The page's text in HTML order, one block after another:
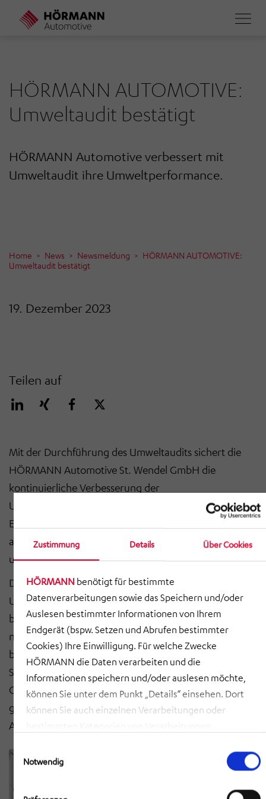
Zustimmung Details Über Cookies
HÖRMANN benötigt für bestimmte
Datenverarbeitungen sowie das Speichern und/oder
Auslesen bestimmter Informationen von Ihrem
Endgerät (bspw. Setzen und Abrufen bestimmter
Cookies) Ihre Einwilligung. Für welche Zwecke
HÖRMANN die Daten verarbeiten und die
Informationen speichern und/oder auslesen möchte,
können Sie unter dem Punkt „Details“ einsehen. Dort
können Sie auch einzelnen Verarbeitungen oder
Sie ein, dass HÖRMANN alle der erläuterten
Informationen speichern sowie auslesen und damit
zusammenhängende Datenverarbeitungen vornehmen
Einwilligungsauswahl
Notwendig
Direkt
HÖRMANN AUTOMOTIVE:
Umweltaudit bestätigt
HÖRMANN Automotive verbessert mit
Umweltaudit ihre Umweltperformance.
Home News Newsmeldung
HÖRMANN AUTOMOTIVE:
Umweltaudit bestätigt
19. Dezember 2023
Teilen auf
Mit der Durchführung des Umweltaudits sichert die
HÖRMANN Automotive St. Wendel GmbH die
kontinuierliche Verbesserung der
Umweltperformance. Dies betrifft u. a.
Energieverbrauch, Abwasser, Abfälle und Emissionen,
aber auch die Lebenswegbetrachtung von Anlagen
und Verhaltensweisen der Mitarbeiter:innen.
Das Umweltmanagement wird von der
Umweltmanagementbeauftragten (UMB) Carina Egler
betreut: „Auch in diesem Jahr haben wir das Audit
nach der internationalen Norm ISO 14001 erfolgreich
bestanden. Besonders positiv wurden unser Ecovadis
Sustainability Rating Silver, die Investition in die neue
Großpresse mit 2.500 Tonnen Presskraft und die
großartige Akzeptanz der Dienstfahrräder vom
Auditor erwähnt.“